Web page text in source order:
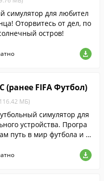
симулятор для любител
Оторвитесь от дел, по
остров!
(ранее FIFA Футбол)
МБ)
симулятор для
устройства. Програ
путь в мир футбола и п
привести к побед